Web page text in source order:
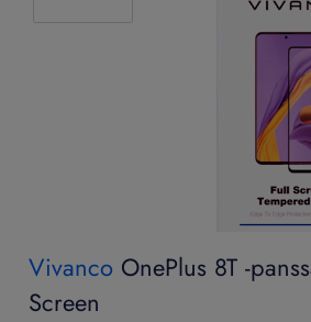
Vivanco OnePlus 8T -
Screen